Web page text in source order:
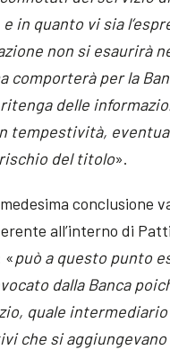
in quanto vi sia
non si esaurirà
comporterà per la
delle
tempestività,
del titolo».
conclusione
all’interno di
«può a questo punto
dalla Banca
quale
che si